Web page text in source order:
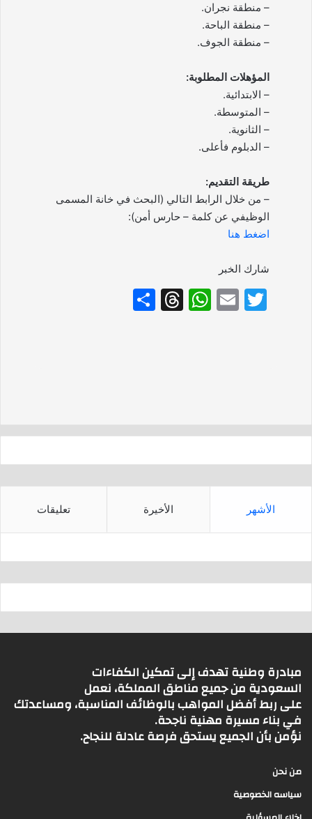
– منطقة نجران.
– منطقة الباحة.
– منطقة الجوف.
المؤهلات المطلوبة:
– الابتدائية.
– المتوسطة.
– الثانوية.
– الدبلوم فأعلى.
طريقة التقديم:
– من خلال الرابط التالي (البحث في خانة المسمى
الوظيفي عن كلمة – حارس أمن):
اضغط هنا
شارك الخبر
T
E
W
p
T
الأشهر الأخيرة تعليقات
مبادرة وطنية تهدف إلى تمكين الكفاءات
السعودية من جميع مناطق المملكة، نعمل
على ربط أفضل المواهب بالوظائف المناسبة، ومساعدتك
في بناء مسيرة مهنية ناجحة.
نؤمن بأن الجميع يستحق فرصة عادلة للنجاح.
من نحن
سياسه الخصوصية